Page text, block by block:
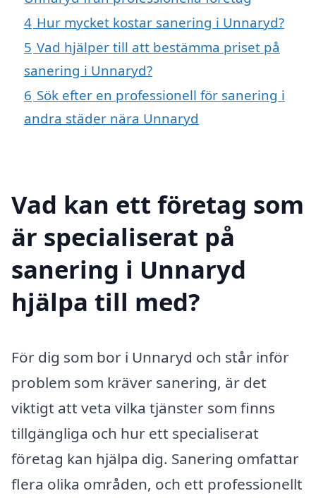
4 Hur mycket kostar sanering i Unnaryd?
5 Vad hjälper till att bestämma priset på
sanering i Unnaryd?
6 Sök efter en professionell för sanering i
andra städer nära Unnaryd
Vad kan ett företag som
är specialiserat på
sanering i Unnaryd
hjälpa till med?
För dig som bor i Unnaryd och står inför
problem som kräver sanering, är det
viktigt att veta vilka tjänster som finns
tillgängliga och hur ett specialiserat
företag kan hjälpa dig. Sanering omfattar
flera olika områden, och ett professionellt